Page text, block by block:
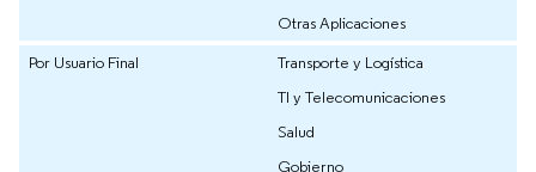
Otras Aplicaciones
Por Usuario Final
Transporte y Logística
TI y Telecomunicaciones
Salud
Gobierno